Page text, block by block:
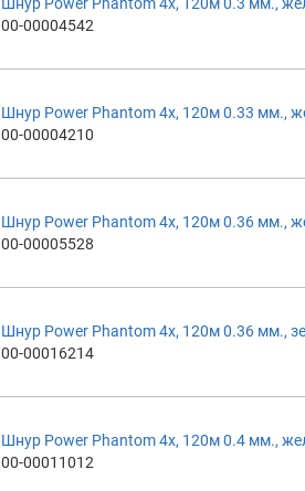
00-00004542
Шнур Power Phantom 4x, 120м 0.33 мм.,
00-00004210
Шнур Power Phantom 4x, 120м 0.36 мм.,
00-00005528
Шнур Power Phantom 4x, 120м 0.36 мм.,
00-00016214
Шнур Power Phantom 4x, 120м 0.4 мм.,
00-00011012